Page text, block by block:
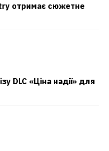
отримає сюжетне
DLC «Ціна надії» для